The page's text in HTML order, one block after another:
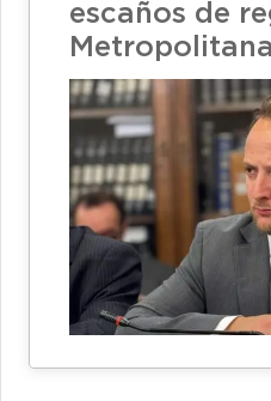
escaños de
Metropolitana